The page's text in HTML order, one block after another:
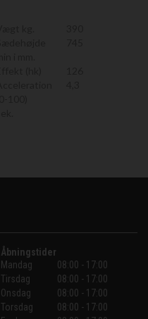
Åbningstider
Mandag
08:00 - 17:00
Tirsdag
08:00 - 17:00
Onsdag
08:00 - 17:00
Torsdag
08:00 - 17:00